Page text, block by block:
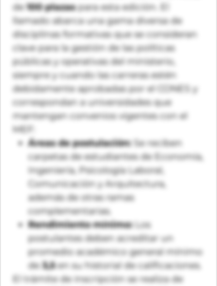
de100 plazaspara esta edición. El
llamado abarca una gama diversa de
disciplinas formativas que se consideran
clave para la gestión de las políticas
públicas y operativas del ministerio,
siempre y cuando las carreras estén
debidamente aprobadas por el CONES y
correspondan a universidades que
mantengan convenios vigentes con el
MEF:
Áreas de postulación:Se reciben
carpetas de estudiantes de Economía,
Ingeniería, Psicología Laboral,
Comunicación y Arquitectura,
además de otras ramas
complementarias.
Rendimiento mínimo:Los
postulantes deben acreditar un
promedio académico general mínimo
de3,5en su historial de calificaciones.
El trámite de inscripción se realiza de